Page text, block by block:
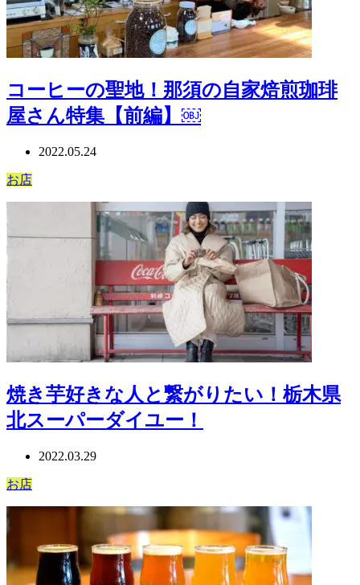
コーヒーの聖地！那須の自家焙煎珈琲
屋さん特集【前編】￼
2022.05.24
お店
焼き芋好きな人と繋がりたい！栃木県
北スーパーダイユー！
2022.03.29
お店